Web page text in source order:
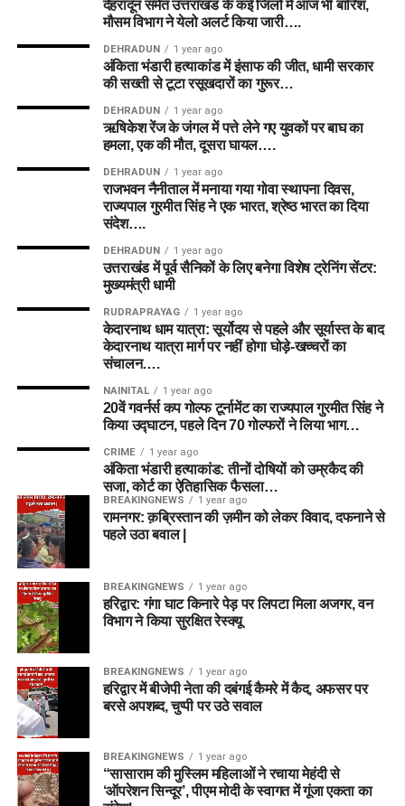
देहरादून समेत उत्तराखंड के कई जिलों में आज भी बारिश,
मौसम विभाग ने येलो अलर्ट किया जारी….
DEHRADUN 1 year ago
अंकिता भंडारी हत्याकांड में इंसाफ की जीत, धामी सरकार
की सख्ती से टूटा रसूखदारों का गुरूर…
DEHRADUN 1 year ago
ऋषिकेश रेंज के जंगल में पत्ते लेने गए युवकों पर बाघ का
हमला, एक की मौत, दूसरा घायल….
DEHRADUN 1 year ago
राजभवन नैनीताल में मनाया गया गोवा स्थापना दिवस,
राज्यपाल गुरमीत सिंह ने एक भारत, श्रेष्ठ भारत का दिया
संदेश….
DEHRADUN 1 year ago
उत्तराखंड में पूर्व सैनिकों के लिए बनेगा विशेष ट्रेनिंग सेंटर:
मुख्यमंत्री धामी
RUDRAPRAYAG 1 year ago
केदारनाथ धाम यात्रा: सूर्योदय से पहले और सूर्यास्त के बाद
केदारनाथ यात्रा मार्ग पर नहीं होगा घोड़े-खच्चरों का
संचालन….
NAINITAL 1 year ago
20वें गवर्नर्स कप गोल्फ टूर्नामेंट का राज्यपाल गुरमीत सिंह ने
किया उद्घाटन, पहले दिन 70 गोल्फरों ने लिया भाग…
CRIME 1 year ago
अंकिता भंडारी हत्याकांड: तीनों दोषियों को उम्रकैद की
सजा, कोर्ट का ऐतिहासिक फैसला…
BREAKINGNEWS 1 year ago
रामनगर: क़ब्रिस्तान की ज़मीन को लेकर विवाद, दफनाने से
पहले उठा बवाल |
BREAKINGNEWS 1 year ago
हरिद्वार: गंगा घाट किनारे पेड़ पर लिपटा मिला अजगर, वन
विभाग ने किया सुरक्षित रेस्क्यू
BREAKINGNEWS 1 year ago
हरिद्वार में बीजेपी नेता की दबंगई कैमरे में कैद, अफसर पर
बरसे अपशब्द, चुप्पी पर उठे सवाल
BREAKINGNEWS 1 year ago
“सासाराम की मुस्लिम महिलाओं ने रचाया मेहंदी से
‘ऑपरेशन सिन्दूर’, पीएम मोदी के स्वागत में गूंजा एकता का